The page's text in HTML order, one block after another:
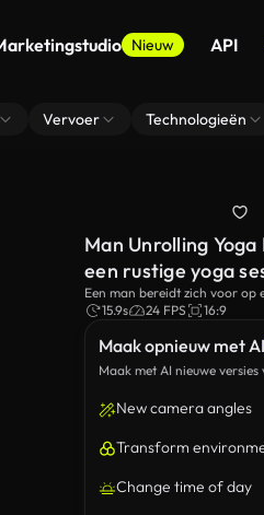
Nieuw API
Vervoer Technologieën
Maak opnieuw met AI
Maak met AI nieuwe
New camera angles
Transform
Change time of day
Man Unrolling
een rustige yoga
Een man bereidt zich voor op
zijn mat op een rotsachtig
kalmerende sfeer, perfect
15.9s 24 FPS 16:9